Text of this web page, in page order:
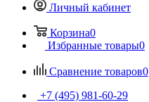
Личный кабинет
Корзина0
Избранные товары0
Сравнение товаров0
+7 (495) 981-60-29